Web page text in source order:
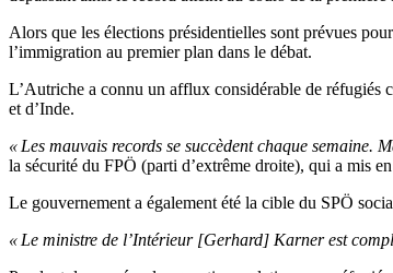
Alors que les élections présidentielles sont prévues
l’immigration au premier plan dans le débat.
L’Autriche a connu un afflux considérable de réfugiés
et d’Inde.
« Les mauvais records se succèdent chaque
la sécurité du FPÖ (parti d’extrême droite), qui a mis
Le gouvernement a également été la cible du SPÖ
« Le ministre de l’Intérieur [Gerhard] Karner est